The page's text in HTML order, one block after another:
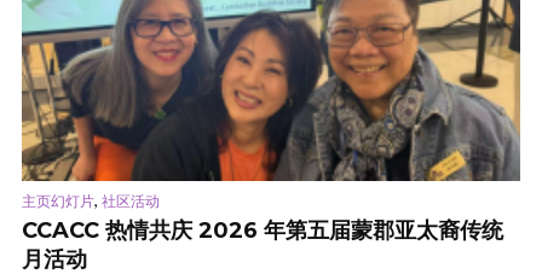
主页幻灯片, 社区活动
CCACC 热情共庆 2026 年第五届蒙郡亚太裔传统
月活动